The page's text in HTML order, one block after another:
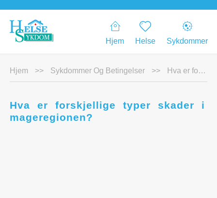
Hjem Helse Sykdommer
Hjem >> Sykdommer Og Betingelser >> Hva er forskjellige typer skader i mageregionen?
Hva er forskjellige typer skader i
mageregionen?